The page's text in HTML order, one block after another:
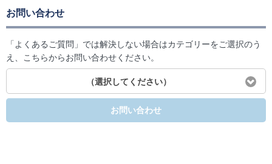
お問い合わせ
「よくあるご質問」では解決しない場合はカテゴリーをご選択のう
え、こちらからお問い合わせください。
（選択してください）
お問い合わせ